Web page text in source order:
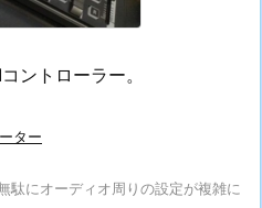
ントローラー。
ター
駄にオーディオ周りの設定が複雑に